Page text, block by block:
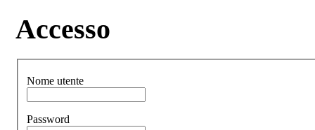
Accesso
Nome utente
Password